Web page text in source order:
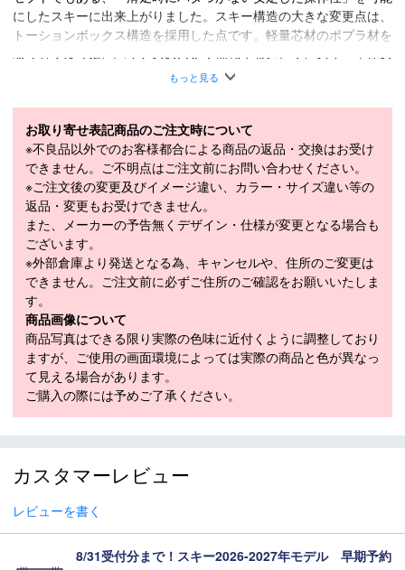
にしたスキーに出来上がりました。スキー構造の大きな変更点は、
トーションボックス構造を採用した点です。軽量芯材のポプラ材を
取り巻くように、バイアスのFRPで補強することで、スキー全体の
トーションを向上させ、セパレートのBMプレートとの相性も一段
感も抜群です。【24/25モデルからの変更点】＊テール幅の変更：
テール幅を1mm広げ、ターン後半の粘りを改善 ＊TOP形状の変
更：トップ部分のスイングウェイトを変更し、振動安定性を高めた
＊有効エッジの変更：有効エッジを15mm延長し、回転性と直進性
のバランスを調整 ＊FRPの変更：GFRPのトーションボックス構
造を採用し、トーションを強化させ高速域での滑走性が向上 ＊WO
OD厚み分布調整：BMロングプレートに適した厚みの分布を採用
＊コア材の変更：ポプラ材からよりハードで高弾性のあるアッシュ
材を採用 ＊振動吸収材の追加：滑走面側に振動吸収材を追加し、
ハードな条件での板のブレを抑制 ＊専用滑走面：エッジ際に滑走
性、耐久性に優れた高分子のグラファイトシンタードを採用し、中
央部は滑走性に優れたシンタードを採用 ＊2023-2024 XCOMP 1
2：XCOMP 16と同等の基本性能を持ち軽量につくられたレースモ
デルはバランスのとれたオールラウンドな性能が魅力です。若いレ
ーサーから女性、中高年レーサーにまで対応します。軽快な操作感
が人気の定番モデル。
＊Technology : Wood Core / Titanal / Carbon / Micro Stone Finish
■ SPECIFICATION
モデル
LENGTH（cm）
SIDECUT（mm）
160cm（118-65-102mm）、165cm（119-
もっと見る
お取り寄せ表記商品のご注文時について
※不良品以外でのお客様都合による商品の返品・交換はお受け
できません。ご不明点はご注文前にお問い合わせください。
※ご注文後の変更及びイメージ違い、カラー・サイズ違い等の
返品・変更もお受けできません。
また、メーカーの予告無くデザイン・仕様が変更となる場合も
ございます。
※外部倉庫より発送となる為、キャンセルや、住所のご変更は
できません。ご注文前に必ずご住所のご確認をお願いいたしま
す。
商品画像について
商品写真はできる限り実際の色味に近付くように調整しており
ますが、ご使用の画面環境によっては実際の商品と色が異なっ
て見える場合があります。
ご購入の際には予めご了承ください。
カスタマーレビュー
レビューを書く
8/31受付分まで！スキー2026-2027年モデル 早期予約